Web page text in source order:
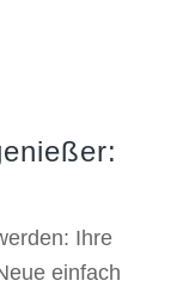
Ihre
einfach